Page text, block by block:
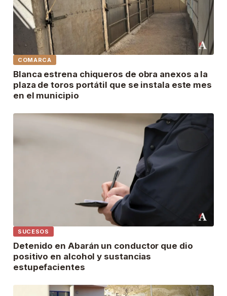
COMARCA
Blanca estrena chiqueros de obra anexos a la
plaza de toros portátil que se instala este mes
en el municipio
SUCESOS
Detenido en Abarán un conductor que dio
positivo en alcohol y sustancias
estupefacientes